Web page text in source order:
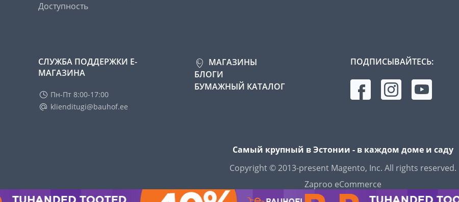
Доступность
СЛУЖБА ПОДДЕРЖКИ Е-
МАГАЗИНА
Пн-Пт 8:00-17:00
klienditugi@bauhof.ee
МАГАЗИНЫ
БЛОГИ
БУМАЖНЫЙ КАТАЛОГ
ПОДПИСЫВАЙТЕСЬ:
Самый крупный в Эстонии - в каждом доме и саду
Copyright © 2013-present Magento, Inc. All rights reserved.
Zaproo eCommerce